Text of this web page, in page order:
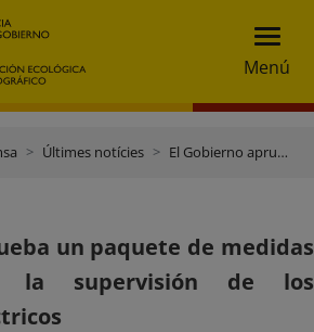
Menú
Últimes notícies El Gobierno aprueba un paquete de medidas para reforzar la supervisión de los operadores eléctricos
un paquete de medidas
la supervisión de los